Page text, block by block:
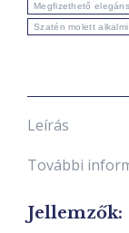
Megfizethető
Szatén molett
Leírás
További
Jellemzők: